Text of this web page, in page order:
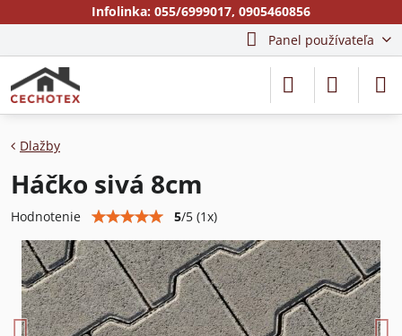
Infolinka: 055/6999017, 0905460856
Panel používateľa
Dlažby
Háčko sivá 8cm
Hodnotenie 5/5 (1x)